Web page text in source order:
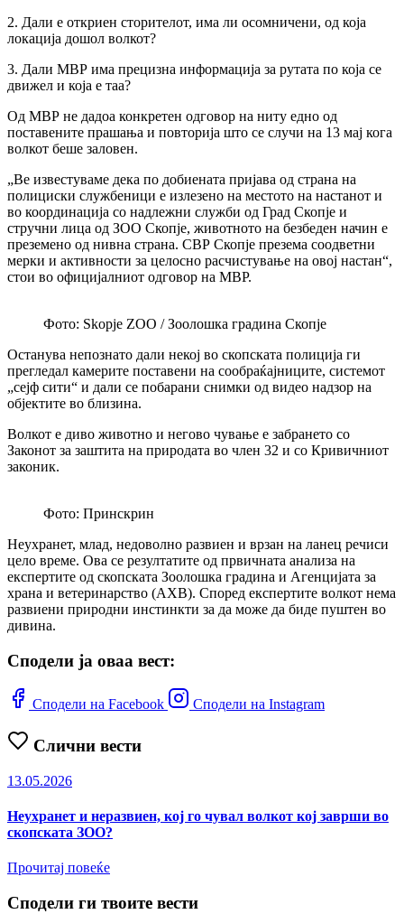
2. Дали е откриен сторителот, има ли осомничени, од која
локација дошол волкот?
3. Дали МВР има прецизна информација за рутата по која се
движел и која е таа?
Од МВР не дадоа конкретен одговор на ниту едно од
поставените прашања и повторија што се случи на 13 мај кога
волкот беше заловен.
„Ве известуваме дека по добиената пријава од страна на
полициски службеници е излезено на местото на настанот и
во координација со надлежни служби од Град Скопје и
стручни лица од ЗОО Скопје, животното на безбеден начин е
преземено од нивна страна. СВР Скопје презема соодветни
мерки и активности за целосно расчистување на овој настан“,
стои во официјалниот одговор на МВР.
Фото: Skopje ZOO / Зоолошка градина Скопје
Останува непознато дали некој во скопската полиција ги
прегледал камерите поставени на сообраќајниците, системот
„сејф сити“ и дали се побарани снимки од видео надзор на
објектите во близина.
Волкот е диво животно и негово чување е забрането со
Законот за заштита на природата во член 32 и со Кривичниот
законик.
Фото: Принскрин
Неухранет, млад, недоволно развиен и врзан на ланец речиси
цело време. Ова се резултатите од првичната анализа на
експертите од скопската Зоолошка градина и Агенцијата за
храна и ветеринарство (АХВ). Според експертите волкот нема
развиени природни инстинкти за да може да биде пуштен во
дивина.
Сподели ја оваа вест:
Сподели на Facebook Сподели на Instagram
Слични вести
13.05.2026
Неухранет и неразвиен, кој го чувал волкот кој заврши во
скопската ЗОО?
Прочитај повеќе
Сподели ги твоите вести